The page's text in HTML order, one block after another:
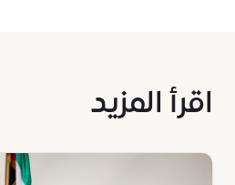
اقرأ المزيد